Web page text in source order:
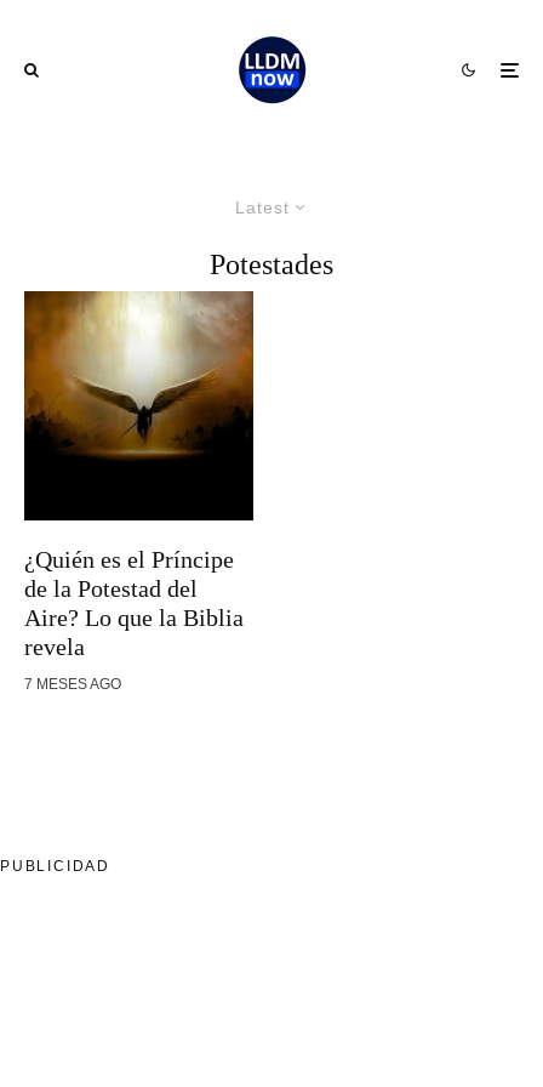
Latest
Potestades
¿Quién es el Príncipe
de la Potestad del
Aire? Lo que la Biblia
revela
7 MESES AGO
PUBLICIDAD